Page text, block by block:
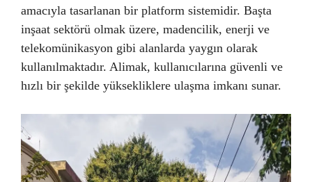
amacıyla tasarlanan bir platform sistemidir. Başta
inşaat sektörü olmak üzere, madencilik, enerji ve
telekomünikasyon gibi alanlarda yaygın olarak
kullanılmaktadır. Alimak, kullanıcılarına güvenli ve
hızlı bir şekilde yüksekliklere ulaşma imkanı sunar.